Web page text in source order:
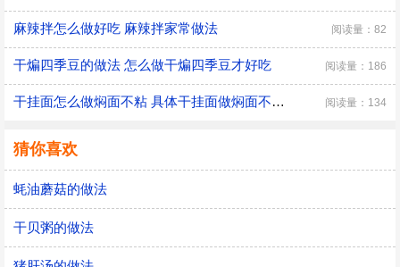
麻辣拌怎么做好吃 麻辣拌家常做法 阅读量：82
干煸四季豆的做法 怎么做干煸四季豆才好吃 阅读量：186
干挂面怎么做焖面不粘 具体干挂面做焖面不粘的方法 阅读量：134
猜你喜欢
蚝油蘑菇的做法
干贝粥的做法